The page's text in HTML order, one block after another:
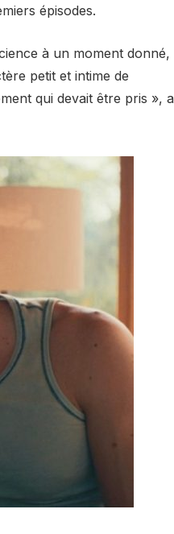
épisodes.
à un moment donné,
petit et intime de
qui devait être pris », a